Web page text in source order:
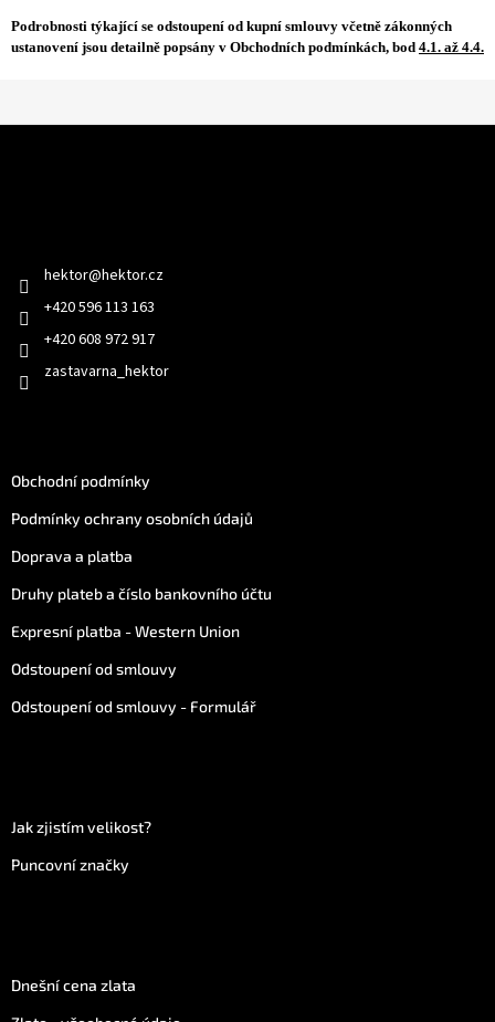
Podrobnosti týkající se odstoupení od kupní smlouvy včetně zákonných
ustanovení jsou detailně popsány v Obchodních podmínkách, bod 4.1. až 4.4.
hektor@hektor.cz
+420 596 113 163
+420 608 972 917
zastavarna_hektor
Obchodní podmínky
Podmínky ochrany osobních údajů
Doprava a platba
Druhy plateb a číslo bankovního účtu
Expresní platba - Western Union
Odstoupení od smlouvy
Odstoupení od smlouvy - Formulář
Jak zjistím velikost?
Puncovní značky
Dnešní cena zlata